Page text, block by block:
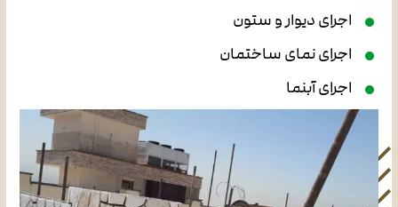
اجرای دیوار و ستون
اجرای نمای ساختمان
اجرای آبنما